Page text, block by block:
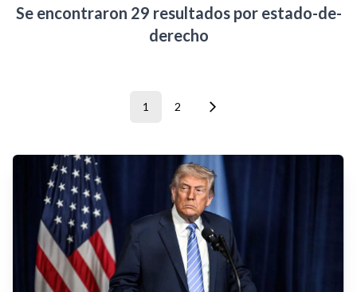
Se encontraron 29 resultados por estado-de-
derecho
1 2